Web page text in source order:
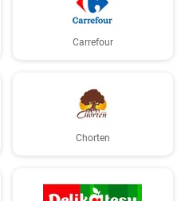
Carrefour
Chorten